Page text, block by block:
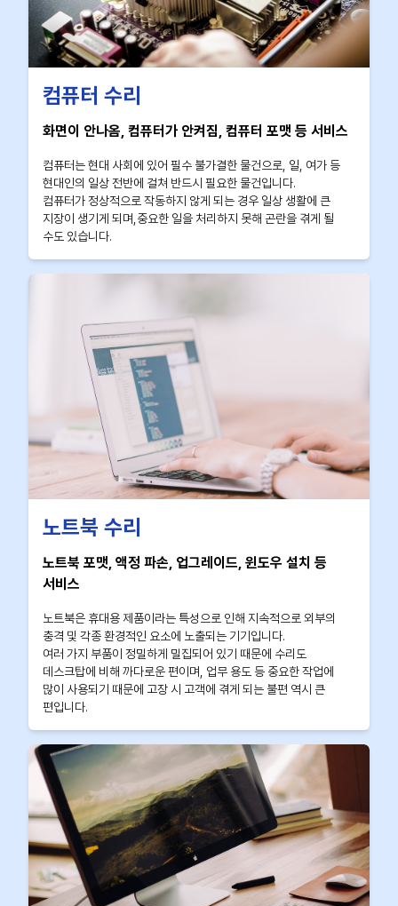
컴퓨터 수리
화면이 안나옴, 컴퓨터가 안켜짐, 컴퓨터 포맷 등 서비스
컴퓨터는 현대 사회에 있어 필수 불가결한 물건으로, 일, 여가 등
현대인의 일상 전반에 걸쳐 반드시 필요한 물건입니다.
컴퓨터가 정상적으로 작동하지 않게 되는 경우 일상 생활에 큰
지장이 생기게 되며,중요한 일을 처리하지 못해 곤란을 겪게 될
수도 있습니다.
노트북 수리
노트북 포맷, 액정 파손, 업그레이드, 윈도우 설치 등
서비스
노트북은 휴대용 제품이라는 특성으로 인해 지속적으로 외부의
충격 및 각종 환경적인 요소에 노출되는 기기입니다.
여러 가지 부품이 정밀하게 밀집되어 있기 때문에 수리도
데스크탑에 비해 까다로운 편이며, 업무 용도 등 중요한 작업에
많이 사용되기 때문에 고장 시 고객에 겪게 되는 불편 역시 큰
편입니다.